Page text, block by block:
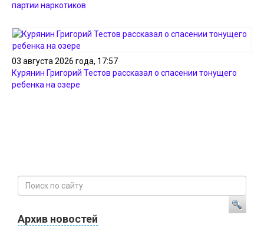
партии наркотиков
03 августа 2026 года, 17:57
Курянин Григорий Тестов рассказал о спасении тонущего
ребенка на озере
Архив новостей